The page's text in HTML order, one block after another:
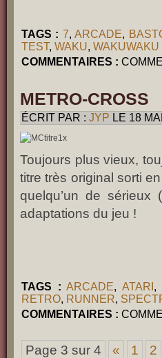
TAGS : 7,ARCADE,
TEST, WAKU, WAKUWAKU
COMMENTAIRES :
METRO-CROSS
ÉCRIT PAR : JYP LE 18
Toujours plus vieux,
titre très original sorti
quelqu’un de sérieux
adaptations du jeu !
TAGS : ARCADE, ATARI ,
RETRO, RUNNER,
COMMENTAIRES :
Page 3 sur 4 « 1 2